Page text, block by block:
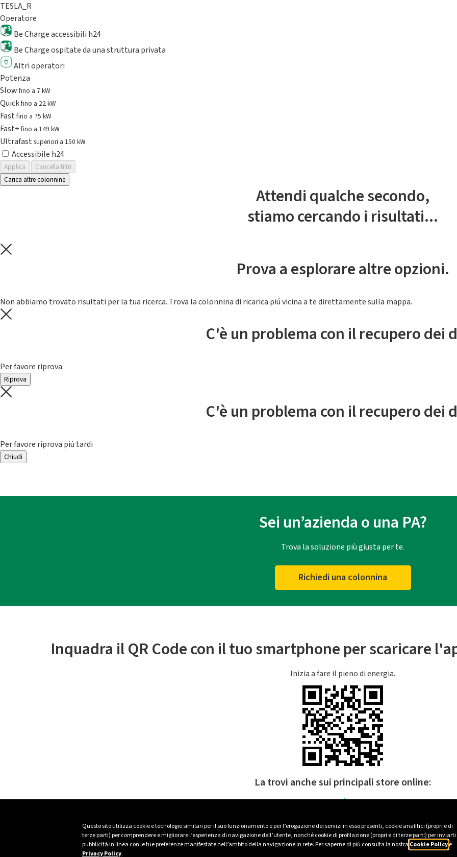
Questo sito utilizza cookie e tecnologie similari per il suo funzionamento e per l’erogazione dei servizi in esso presenti, cookie analitici (propri e di
terze parti) per comprendere e migliorare l’esperienza di navigazione dell’utente, nonché cookie di profilazione (propri e di terze parti) per inviarti
pubblicità in linea con le tue preferenze manifestate nell’ambito della navigazione in rete. Per saperne di più consulta la nostra Cookie Policye
Privacy Policy.
TESLA_R
Operatore
Be Charge accessibili h24
Be Charge ospitate da una struttura privata
Altri operatori
Potenza
Slowfino a 7 kW
Quickfino a 22 kW
Fastfino a 75 kW
Fast+fino a 149 kW
Ultrafast superiori a 150 kW
Accessibile h24
Applica
Cancella filtri
Carica altre colonnine
Attendi qualche secondo,
stiamo cercando i risultati...
Prova a esplorare altre opzioni.
Non abbiamo trovato risultati per la tua ricerca. Trova la colonnina di ricarica piú vicina a te direttamente sulla mappa.
C'è un problema con il recupero dei
Per favore riprova.
Riprova
C'è un problema con il recupero dei
Per favore riprova piú tardi
Chiudi
Sei un’azienda o una PA?
Trova la soluzione più giusta per te.
Richiedi una colonnina
Inquadra il QR Code con il tuo smartphone per scaricare
Inizia a fare il pieno di energia.
La trovi anche sui principali store online: